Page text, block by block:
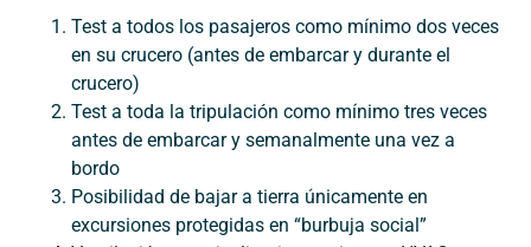
Test a todos los pasajeros como mínimo dos veces
en su crucero (antes de embarcar y durante el
crucero)
Test a toda la tripulación como mínimo tres veces
antes de embarcar y semanalmente una vez a
bordo
Posibilidad de bajar a tierra únicamente en
excursiones protegidas en “burbuja social”